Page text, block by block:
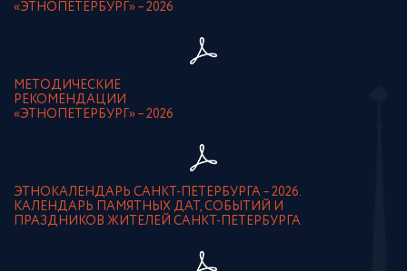
«ЭТНОПЕТЕРБУРГ» – 2026
МЕТОДИЧЕСКИЕ
РЕКОМЕНДАЦИИ
«ЭТНОПЕТЕРБУРГ» – 2026
ЭТНОКАЛЕНДАРЬ САНКТ-ПЕТЕРБУРГА – 2026.
КАЛЕНДАРЬ ПАМЯТНЫХ ДАТ, СОБЫТИЙ И
ПРАЗДНИКОВ ЖИТЕЛЕЙ САНКТ-ПЕТЕРБУРГА